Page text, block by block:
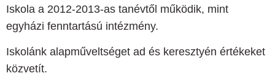
Iskola a 2012-2013-as tanévtől működik, mint
egyházi fenntartású intézmény.
Iskolánk alapműveltséget ad és keresztyén értékeket
közvetít.